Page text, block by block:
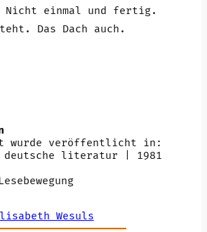
Nicht einmal und fertig.
Das Dach auch.
wurde veröffentlicht in:
deutsche literatur | 1981
Wesuls